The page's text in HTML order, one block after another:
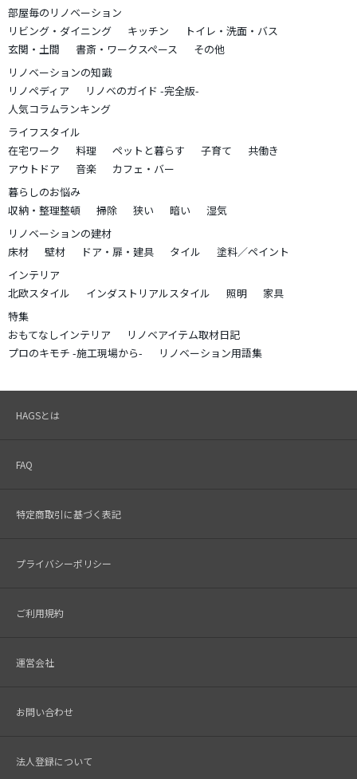
部屋毎のリノベーション
リビング・ダイニング
キッチン
トイレ・洗面・バス
玄関・土間
書斎・ワークスペース
その他
リノベーションの知識
リノペディア
リノベのガイド -完全版-
人気コラムランキング
ライフスタイル
在宅ワーク
料理 ペットと暮らす 子育て
共働き
アウトドア
音楽
カフェ・バー
暮らしのお悩み
収納・整理整頓
掃除 狭い 暗い
湿気
リノベーションの建材
床材
壁材 ドア・扉・建具 タイル
塗料／ペイント
インテリア
北欧スタイル
インダストリアルスタイル 照明
家具
特集
おもてなしインテリア
リノベアイテム取材日記
プロのキモチ -施工現場から-
リノベーション用語集
HAGSとは
FAQ
特定商取引に基づく表記
プライバシーポリシー
ご利用規約
運営会社
お問い合わせ
法人登録について